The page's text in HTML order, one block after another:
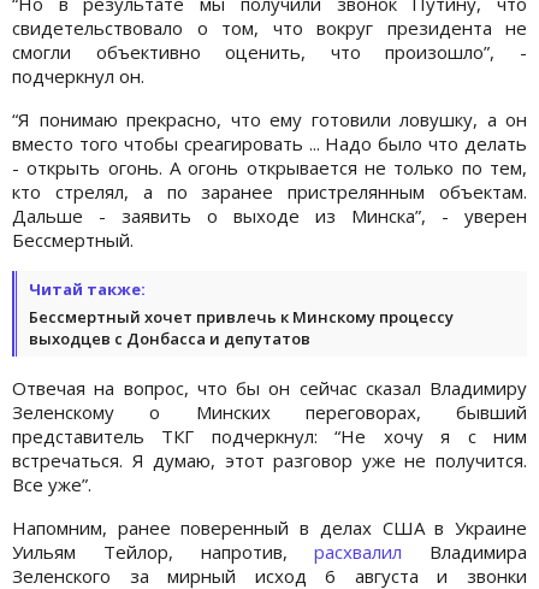
свидетельствовало о том, что вокруг президента не
смогли объективно оценить, что произошло”, -
подчеркнул он.
“Я понимаю прекрасно, что ему готовили ловушку, а он
вместо того чтобы среагировать ... Надо было что делать
- открыть огонь. А огонь открывается не только по тем,
кто стрелял, а по заранее пристрелянным объектам.
Дальше - заявить о выходе из Минска”, - уверен
Бессмертный.
Читай также:
Бессмертный хочет привлечь к Минскому процессу
выходцев с Донбасса и депутатов
Отвечая на вопрос, что бы он сейчас сказал Владимиру
Зеленскому о Минских переговорах, бывший
представитель ТКГ подчеркнул: “Не хочу я с ним
встречаться. Я думаю, этот разговор уже не получится.
Все уже”.
Напомним, ранее поверенный в делах США в Украине
Уильям Тейлор, напротив,расхвалил Владимира
Зеленского за мирный исход 6 августа и звонки